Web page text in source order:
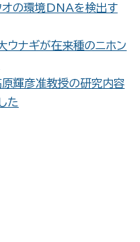
オの環境DNAを検出す
ウナギが在来種のニホン
輝彦准教授の研究内容
た